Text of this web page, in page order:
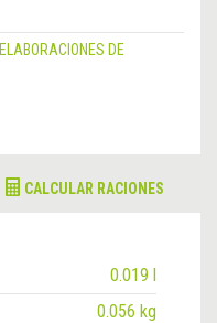
ELABORACIONES DE
CALCULAR RACIONES
0.019 l
0.056 kg